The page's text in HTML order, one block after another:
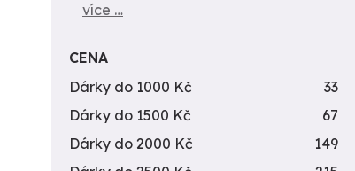
více …
CENA
Dárky do 1000 Kč
33
Dárky do 1500 Kč
67
Dárky do 2000 Kč
149